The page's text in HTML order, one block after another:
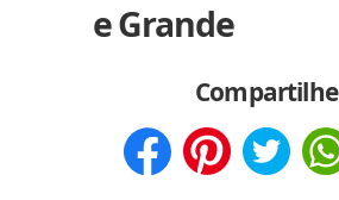
e Grande
Compartilhe